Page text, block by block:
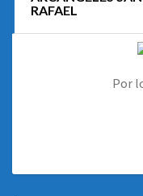
RAFAEL
Por